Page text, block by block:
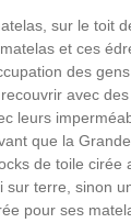
sur le toit
et ces
des
avec
leurs
que la
de toile cirée
sur terre, sinon
pour ses